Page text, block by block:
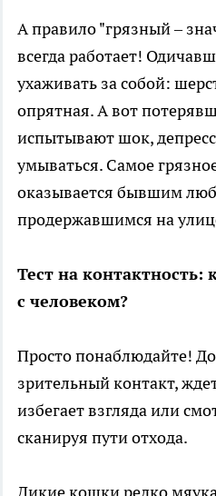
А правило "грязный –
всегда работает!
ухаживать за собой:
опрятная. А вот
испытывают шок,
умываться. Самое
оказывается бывшим
продержавшимся на
Тест на контактность:
с человеком?
Просто понаблюдайте!
зрительный контакт,
избегает взгляда или
сканируя пути отхода.
Дикие кошки редко